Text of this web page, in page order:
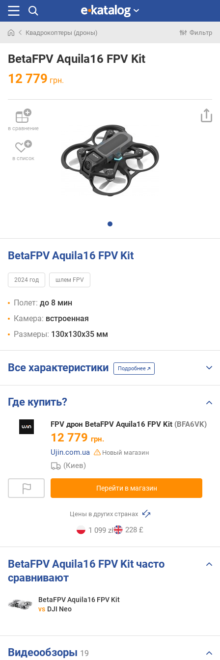
раньше
Квадрокоптеры (дроны) Фильтр
BetaFPV Aquila16 FPV Kit
12 779 грн.
в сравнение
в список
BetaFPV Aquila16 FPV Kit
2024 год шлем FPV
Полет: до 8 мин
Камера: встроенная
Размеры: 130x130x35 мм
Все характеристики Подробнее
Где купить?
FPV дрон BetaFPV Aquila16 FPV Kit (BFA6VK)
12 779 грн.
Ujin.com.ua
Новый магазин
(Киев)
Перейти в магазин
Цены в других странах
1 099 zł 228 £
BetaFPV Aquila16 FPV Kit часто
сравнивают
BetaFPV Aquila16 FPV Kit
vs DJI Neo
Видеообзоры 19